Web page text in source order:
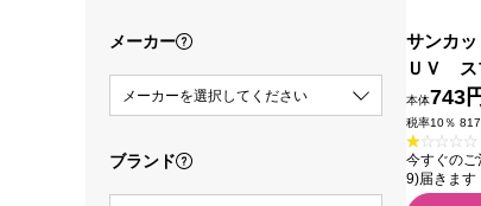
メーカー
メーカーを選択してください
ブランド
サンカ
ＵＶ ス
Ｅコスメ
本体743
税率10％ 817
今すぐの
9)届きます